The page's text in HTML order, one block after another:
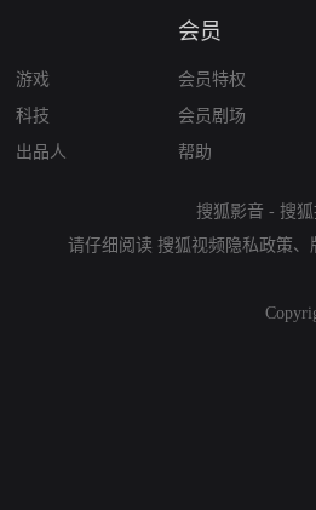
游戏
科技
出品人
会员
会员特权
会员剧场
帮助
搜狐影音 - 搜
请仔细阅读 搜狐视频隐私政策、